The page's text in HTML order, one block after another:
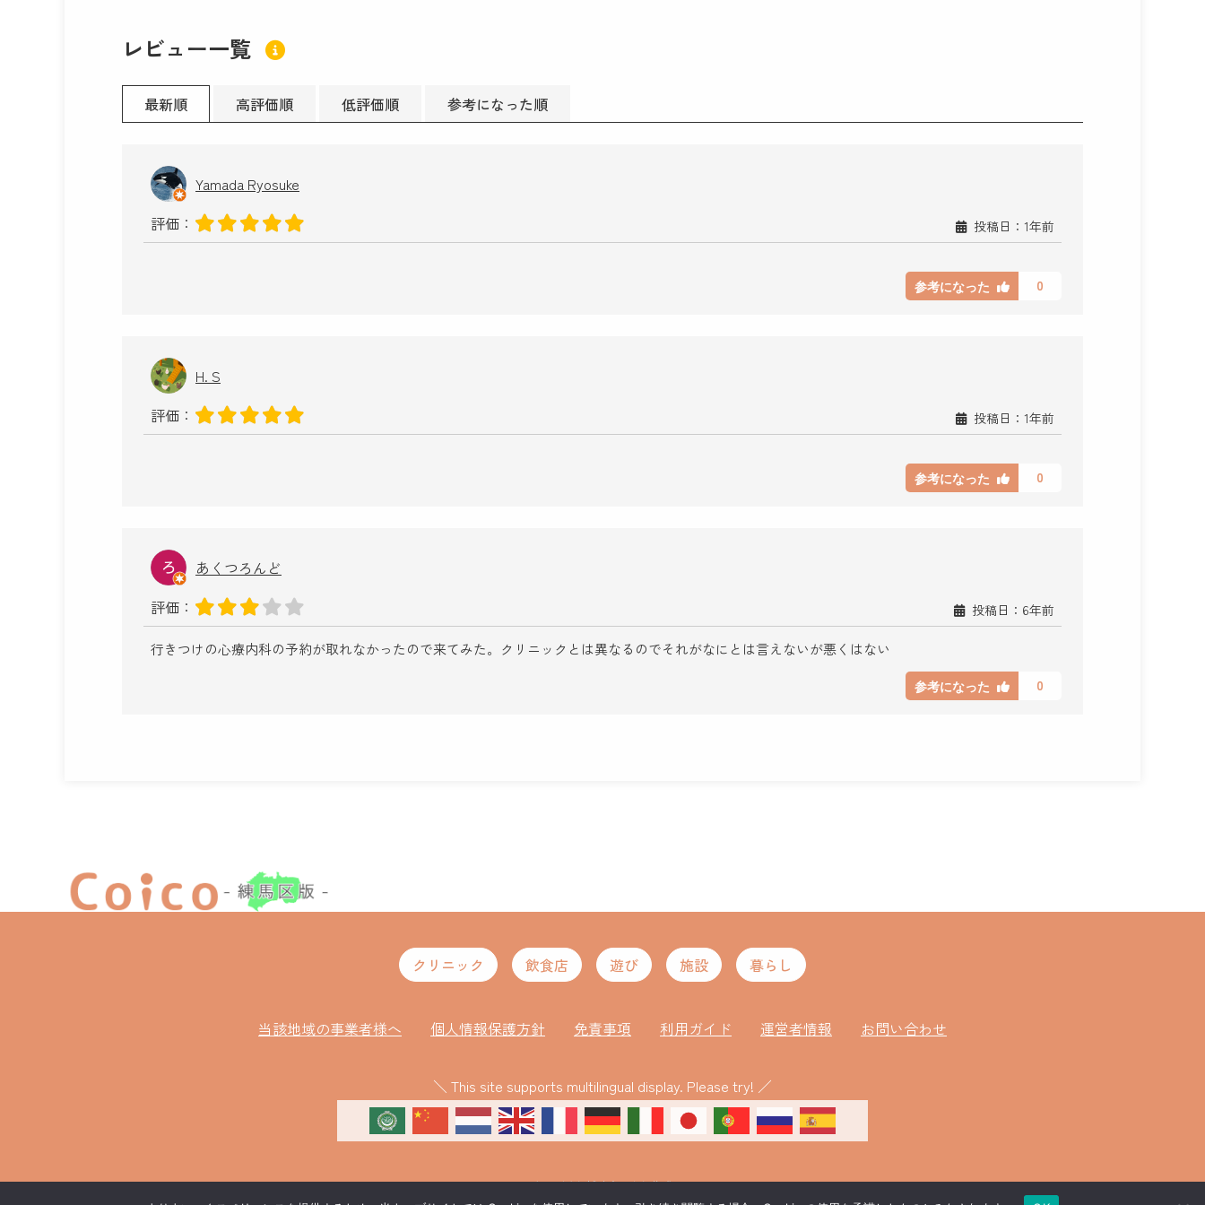
レビュー一覧
最新順 高評価順 低評価順 参考になった順
Yamada Ryosuke
評価：
投稿日：1年前
参考になった 0
H. S
評価：
投稿日：1年前
参考になった 0
あくつろんど
評価：
投稿日：6年前
行きつけの心療内科の予約が取れなかったので来てみた。クリニックとは異なるのでそれがなにとは言えないが悪くはない
参考になった 0
クリニック 飲食店 遊び 施設 暮らし
当該地域の事業者様へ 個人情報保護方針 免責事項 利用ガイド 運営者情報 お問い合わせ
＼ This site supports multilingual display. Please try! ／
ものづくり補助金により作成